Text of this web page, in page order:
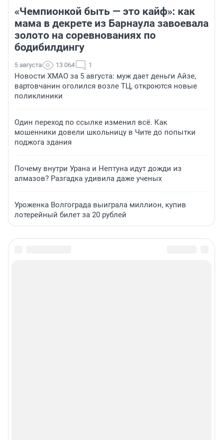
«Чемпионкой быть — это кайф»: как
мама в декрете из Барнаула завоевала
золото на соревнованиях по
бодибилдингу
5 августа 13 064 1
Новости ХМАО за 5 августа: муж дает деньги Айзе,
вартовчанин оголился возле ТЦ, откроются новые
поликлиники
Один переход по ссылке изменил всё. Как
мошенники довели школьницу в Чите до попытки
поджога здания
Почему внутри Урана и Нептуна идут дожди из
алмазов? Разгадка удивила даже ученых
Уроженка Волгограда выиграла миллион, купив
лотерейный билет за 20 рублей